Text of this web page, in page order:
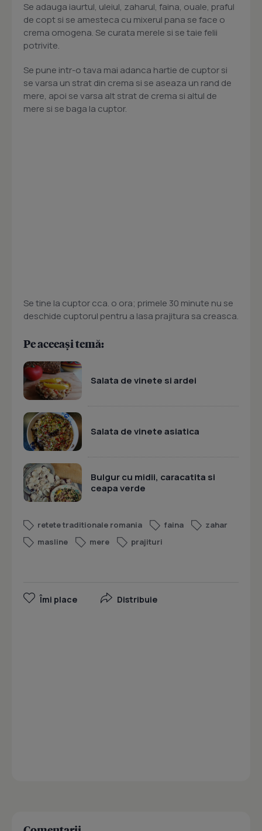
Se adauga iaurtul, uleiul, zaharul, faina, ouale, praful
de copt si se amesteca cu mixerul pana se face o
crema omogena. Se curata merele si se taie felii
potrivite.
Se pune intr-o tava mai adanca hartie de cuptor si
se varsa un strat din crema si se aseaza un rand de
mere, apoi se varsa alt strat de crema si altul de
mere si se baga la cuptor.
Se tine la cuptor cca. o ora; primele 30 minute nu se
deschide cuptorul pentru a lasa prajitura sa creasca.
Pe aceeași temă:
Salata de vinete si ardei
Salata de vinete asiatica
Bulgur cu midii, caracatita si
ceapa verde
retete traditionale romania faina
zahar
masline
mere prajituri
Îmi place Distribuie